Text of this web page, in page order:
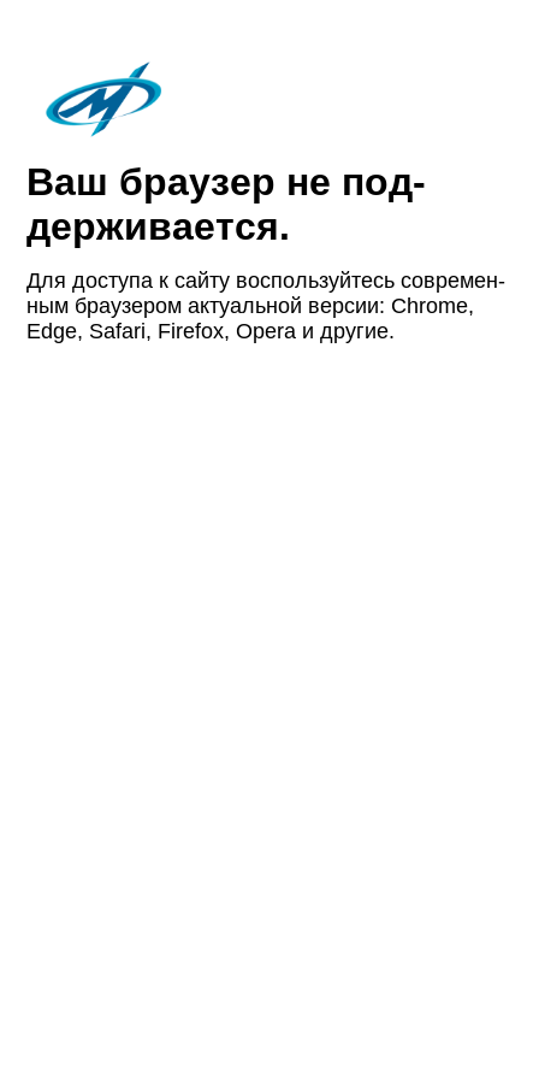
Ваш браузер не под­
держи­вается.
Для доступа к сайту восполь­зуйтесь совре­мен­
ным браузером актуаль­ной версии: Chrome,
Edge, Safari, Firefox, Opera и другие.